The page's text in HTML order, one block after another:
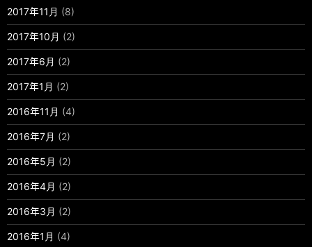
2017年11月 (8)
2017年10月 (2)
2017年6月 (2)
2017年1月 (2)
2016年11月 (4)
2016年7月 (2)
2016年5月 (2)
2016年4月 (2)
2016年3月 (2)
2016年1月 (4)